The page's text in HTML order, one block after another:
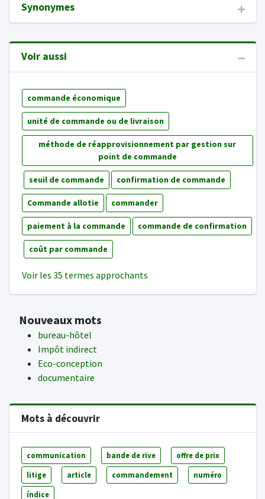
Synonymes
Voir aussi
commande économique
unité de commande ou de livraison
méthode de réapprovisionnement par gestion sur
point de commande
seuil de commande confirmation de commande
Commande allotie commander
paiement à la commande commande de confirmation
coût par commande
Voir les 35 termes approchants
Nouveaux mots
bureau-hôtel
Impôt indirect
Eco-conception
documentaire
Mots à découvrir
communication bande de rive offre de prix
litige article commandement numéro
índice